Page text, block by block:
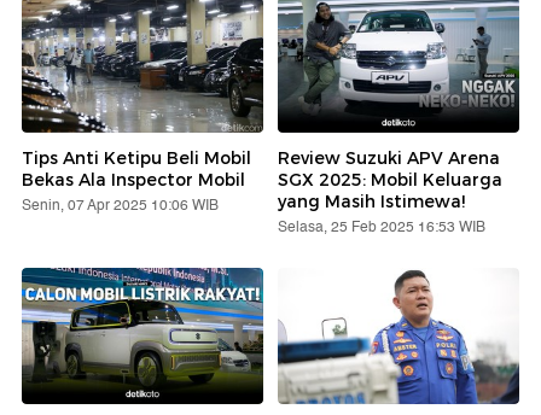
Tips Anti Ketipu Beli Mobil
Bekas Ala Inspector Mobil
Senin, 07 Apr 2025 10:06 WIB
Review Suzuki APV Arena
SGX 2025: Mobil Keluarga
yang Masih Istimewa!
Selasa, 25 Feb 2025 16:53 WIB